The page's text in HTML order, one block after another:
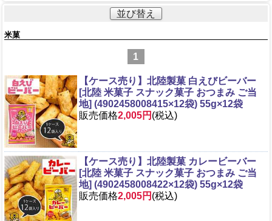
並び替え
米菓
1
【ケース売り】北陸製菓 白えびビーバー
[北陸 米菓子 スナック菓子 おつまみ ご当
地] (4902458008415×12袋) 55g×12袋
販売価格2,005円 (税込)
【ケース売り】北陸製菓 カレービーバー
[北陸 米菓子 スナック菓子 おつまみ ご当
地] (4902458008422×12袋) 55g×12袋
販売価格2,005円 (税込)